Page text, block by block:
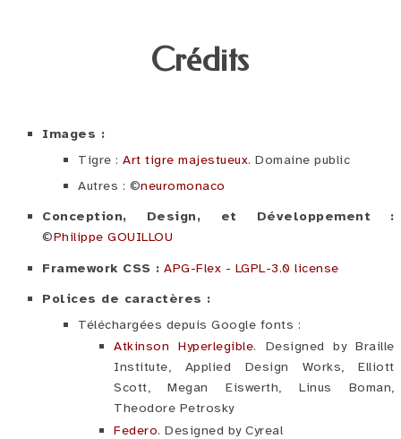
Crédits
Images :
Tigre :Art tigre majestueux. Domaine public
Autres : ©neuromonaco
Conception, Design, et Développement :
©Philippe GOUILLOU
Framework CSS : APG-Flex - LGPL-3.0 license
Polices de caractères :
Téléchargées depuis Google fonts :
Atkinson Hyperlegible. Designed by Braille
Institute, Applied Design Works, Elliott
Scott, Megan Eiswerth, Linus Boman,
Theodore Petrosky
Federo. Designed by Cyreal